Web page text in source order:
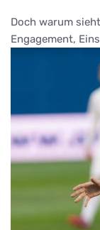
Doch warum
Engagement,